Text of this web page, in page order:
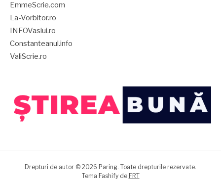
EmmeScrie.com
La-Vorbitor.ro
INFOVaslui.ro
Constanteanul.info
ValiScrie.ro
Drepturi de autor © 2026 Paring. Toate drepturile rezervate.
Tema Fashify de FRT